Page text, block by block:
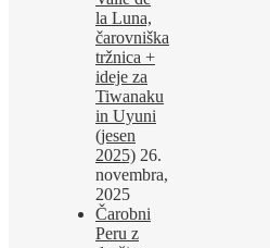
la Luna,
čarovniška
tržnica +
ideje za
Tiwanaku
in Uyuni
(jesen
2025) 26.
novembra,
2025
Čarobni
Peru z